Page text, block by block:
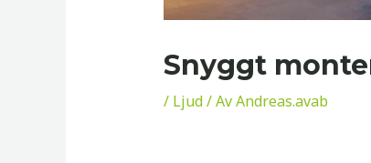
Snyggt
/ Ljud/ AvAndreas.avab